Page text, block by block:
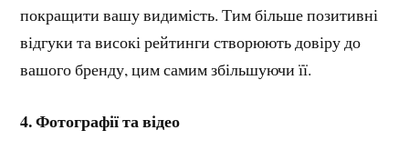
покращити вашу видимість. Тим більше позитивні
відгуки та високі рейтинги створюють довіру до
вашого бренду, цим самим збільшуючи її.
4. Фотографії та відео